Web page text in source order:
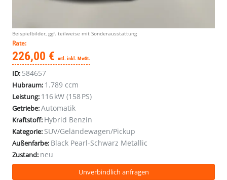
Beispielbilder, ggf. teilweise mit Sonderausstattung
Rate:
226,00 € mtl. inkl. MwSt.
ID: 584657
Hubraum: 1.789 ccm
Leistung: 116 kW (158 PS)
Getriebe:Automatik
Kraftstoff: Hybrid Benzin
Kategorie: SUV/Geländewagen/Pickup
Außenfarbe: Black Pearl-Schwarz Metallic
Zustand: neu
Unverbindlich anfragen